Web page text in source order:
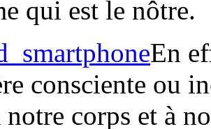
qui est le nôtre.
En
consciente ou
notre corps et à